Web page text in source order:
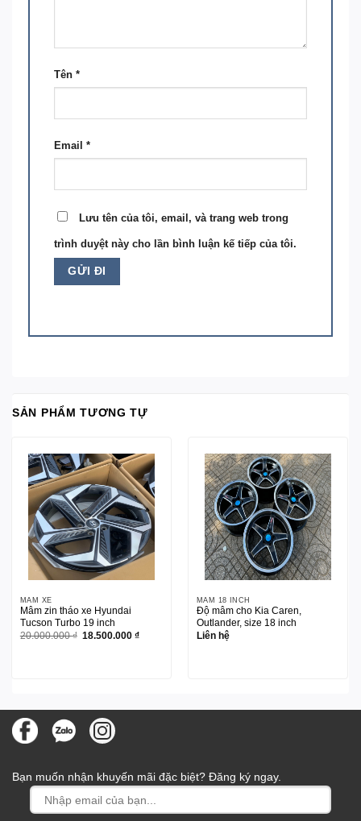
Tên *
Email *
Lưu tên của tôi, email, và trang web trong
trình duyệt này cho lần bình luận kế tiếp của tôi.
SẢN PHẨM TƯƠNG TỰ
MÂM XE
Mâm zin tháo xe Hyundai
Tucson Turbo 19 inch
20.000.000₫ Giá
18.500.000₫Giá
MÂM 18 INCH
Độ mâm cho Kia Caren,
Outlander, size 18 inch
Liên hệ
Bạn muốn nhận khuyến mãi đặc biệt? Đăng ký ngay.